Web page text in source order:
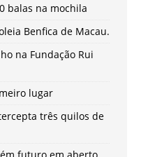
balas na mochila
Benfica de Macau.
na Fundação Rui
lugar
três quilos de